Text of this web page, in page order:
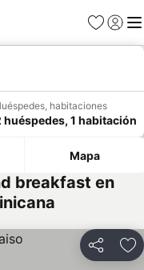
Favoritos
Iniciar
habitaciones
huéspedes, 1 habitación
Mapa
breakfast en
Compartir